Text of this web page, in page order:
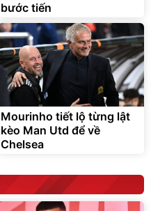
bước tiến
Mourinho tiết lộ từng lật
kèo Man Utd để về
Chelsea